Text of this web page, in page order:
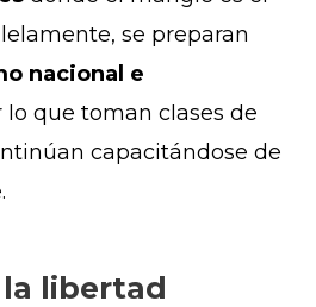
se preparan
nacional e
lo que toman clases de
capacitándose de
libertad